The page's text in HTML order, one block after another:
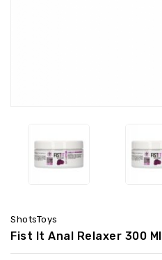
ShotsToys
Fist It Anal Relaxer 300 Ml